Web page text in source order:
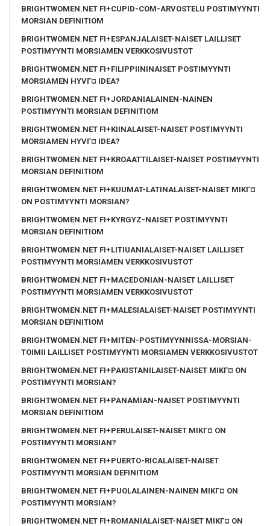
BRIGHTWOMEN.NET FI+CUPID-COM-ARVOSTELU POSTIMYYNTI
MORSIAN DEFINITIOM
BRIGHTWOMEN.NET FI+ESPANJALAISET-NAISET LAILLISET
POSTIMYYNTI MORSIAMEN VERKKOSIVUSTOT
BRIGHTWOMEN.NET FI+FILIPPIININAISET POSTIMYYNTI
MORSIAMEN HYVГ¤ IDEA?
BRIGHTWOMEN.NET FI+JORDANIALAINEN-NAINEN
POSTIMYYNTI MORSIAN DEFINITIOM
BRIGHTWOMEN.NET FI+KIINALAISET-NAISET POSTIMYYNTI
MORSIAMEN HYVГ¤ IDEA?
BRIGHTWOMEN.NET FI+KROAATTILAISET-NAISET POSTIMYYNTI
MORSIAN DEFINITIOM
BRIGHTWOMEN.NET FI+KUUMAT-LATINALAISET-NAISET MIKГ¤
ON POSTIMYYNTI MORSIAN?
BRIGHTWOMEN.NET FI+KYRGYZ-NAISET POSTIMYYNTI
MORSIAN DEFINITIOM
BRIGHTWOMEN.NET FI+LITIUANIALAISET-NAISET LAILLISET
POSTIMYYNTI MORSIAMEN VERKKOSIVUSTOT
BRIGHTWOMEN.NET FI+MACEDONIAN-NAISET LAILLISET
POSTIMYYNTI MORSIAMEN VERKKOSIVUSTOT
BRIGHTWOMEN.NET FI+MALESIALAISET-NAISET POSTIMYYNTI
MORSIAN DEFINITIOM
BRIGHTWOMEN.NET FI+MITEN-POSTIMYYNNISSA-MORSIAN-
TOIMII LAILLISET POSTIMYYNTI MORSIAMEN VERKKOSIVUSTOT
BRIGHTWOMEN.NET FI+PAKISTANILAISET-NAISET MIKГ¤ ON
POSTIMYYNTI MORSIAN?
BRIGHTWOMEN.NET FI+PANAMIAN-NAISET POSTIMYYNTI
MORSIAN DEFINITIOM
BRIGHTWOMEN.NET FI+PERULAISET-NAISET MIKГ¤ ON
POSTIMYYNTI MORSIAN?
BRIGHTWOMEN.NET FI+PUERTO-RICALAISET-NAISET
POSTIMYYNTI MORSIAN DEFINITIOM
BRIGHTWOMEN.NET FI+PUOLALAINEN-NAINEN MIKГ¤ ON
POSTIMYYNTI MORSIAN?
BRIGHTWOMEN.NET FI+ROMANIALAISET-NAISET MIKГ¤ ON